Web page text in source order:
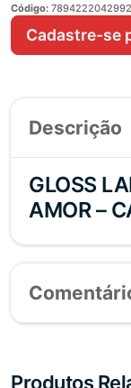
Código: 7894222042992
Cadastre-se
Descrição
GLOSS
AMOR –
Produtos